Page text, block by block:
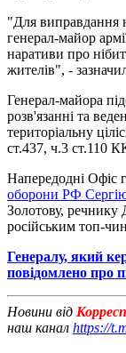
"Для виправдання
генерал-майор
наративи про
жителів", -
Генерал-майора
розв'язанні та
територіальну
ст.437, ч.3 ст.110
Напередодні Офіс
оборони РФ
Золотову,
російським топ-
Генералу, який
повідомлено про
Новини від
наш канал https://